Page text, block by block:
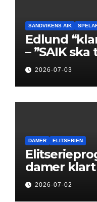
SANDVIKENS AIK
Edlund
– ”SAIK
klubben hör
2026-07-03
DAMER ELITSERIEN
damer
Next Level
2026-07-02